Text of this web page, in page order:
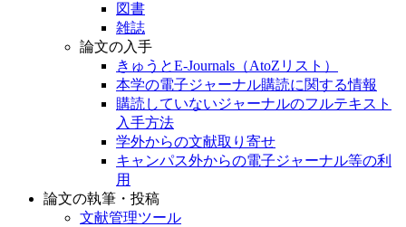
図書
雑誌
論文の入手
きゅうとE-Journals（AtoZリスト）
本学の電子ジャーナル購読に関する情報
購読していないジャーナルのフルテキスト
入手方法
学外からの文献取り寄せ
キャンパス外からの電子ジャーナル等の利
用
論文の執筆・投稿
文献管理ツール